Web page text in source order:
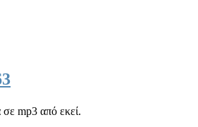
mp3 από εκεί.